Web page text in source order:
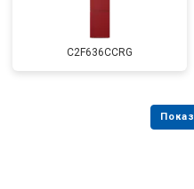
C2F636CCRG